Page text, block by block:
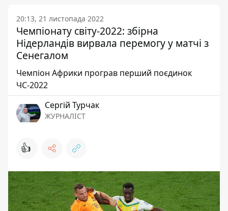
20:13, 21 листопада 2022
Чемпіонату світу-2022: збірна
Нідерландів вирвала перемогу у матчі з
Сенегалом
Чемпіон Африки програв перший поєдинок
ЧС-2022
Сергій Турчак
ЖУРНАЛІСТ
👍